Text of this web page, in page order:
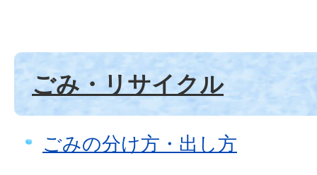
ごみ・リサイクル
ごみの分け方・出し方